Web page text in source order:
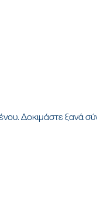
Δοκιμάστε ξανά